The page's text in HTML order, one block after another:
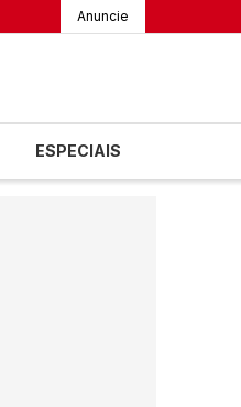
Anuncie
ESPECIAIS